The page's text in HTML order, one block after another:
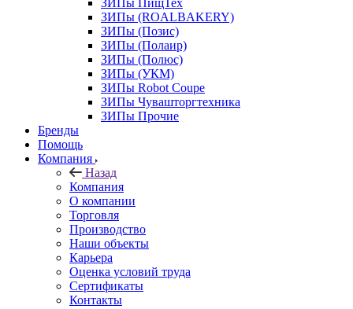
ЗИПы ПищТех
ЗИПы (ROALBAKERY)
ЗИПы (Позис)
ЗИПы (Полаир)
ЗИПы (Полюс)
ЗИПы (УКМ)
ЗИПы Robot Coupe
ЗИПы Чувашторгтехника
ЗИПы Прочие
Бренды
Помощь
Компания
Назад
Компания
О компании
Торговля
Производство
Наши объекты
Карьера
Оценка условий труда
Сертификаты
Контакты